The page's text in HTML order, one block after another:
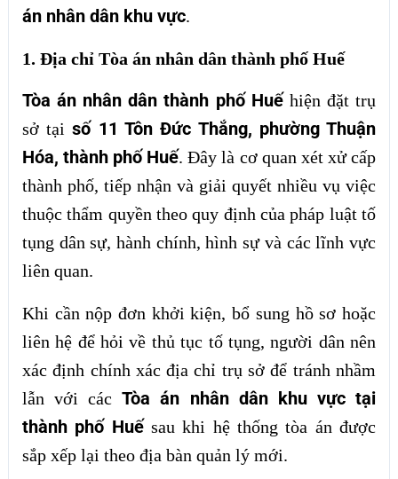
án nhân dân khu vực.
1. Địa chỉ Tòa án nhân dân thành phố Huế
Tòa án nhân dân thành phố Huếhiện đặt trụ
sở tạisố 11 Tôn Đức Thắng, phường Thuận
Hóa, thành phố Huế. Đây là cơ quan xét xử cấp
thành phố, tiếp nhận và giải quyết nhiều vụ việc
thuộc thẩm quyền theo quy định của pháp luật tố
tụng dân sự, hành chính, hình sự và các lĩnh vực
liên quan.
Khi cần nộp đơn khởi kiện, bổ sung hồ sơ hoặc
liên hệ để hỏi về thủ tục tố tụng, người dân nên
xác định chính xác địa chỉ trụ sở để tránh nhầm
lẫn với cácTòa án nhân dân khu vực tại
thành phố Huếsau khi hệ thống tòa án được
sắp xếp lại theo địa bàn quản lý mới.